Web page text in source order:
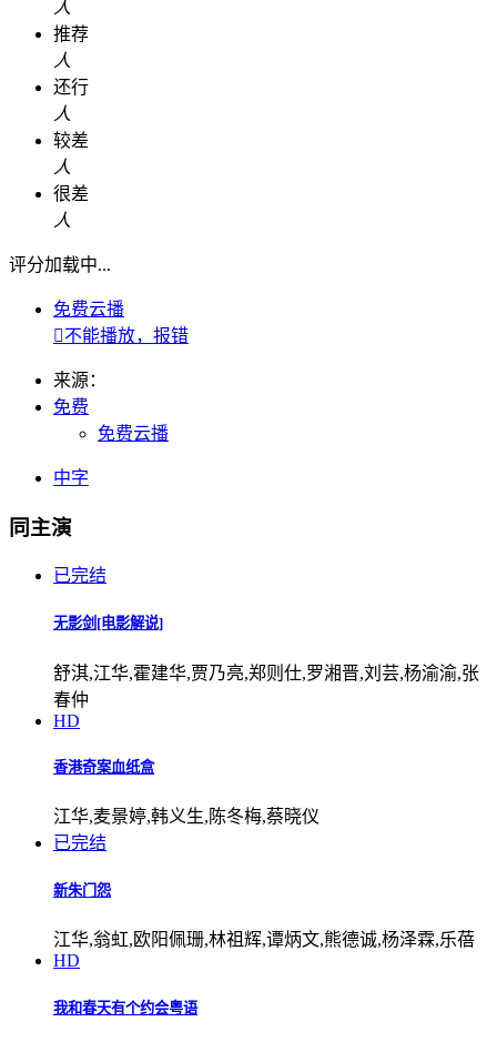
人
推荐
人
还行
人
较差
人
很差
人
评分加载中...
免费云播
不能播放，报错
来源：
免费
免费云播
中字
同主演
已完结
无影剑[电影解说]
舒淇,江华,霍建华,贾乃亮,郑则仕,罗湘晋,刘芸,杨渝渝,张
春仲
HD
香港奇案血纸盒
江华,麦景婷,韩义生,陈冬梅,蔡晓仪
已完结
新朱门怨
江华,翁虹,欧阳佩珊,林祖辉,谭炳文,熊德诚,杨泽霖,乐蓓
HD
我和春天有个约会粤语